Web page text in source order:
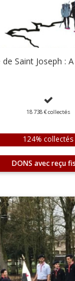
Saint Joseph :
18 738 €collectés
124% collectés
DONS